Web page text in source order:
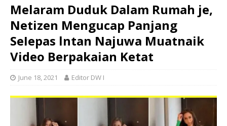
Melaram Duduk Dalam Rumah je,
Netizen Mengucap Panjang
SeIepas lntan Najuwa Muatnaik
Video Berpakaian Ketat
June 18, 2021 Editor DW I